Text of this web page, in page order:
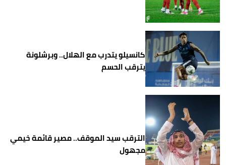
كانسيلو يتدرب مع الهلال.. وبرشلونة
يترقب الحسم
الترقب سيد الموقف.. مصير قائمة خيمي
مجهول